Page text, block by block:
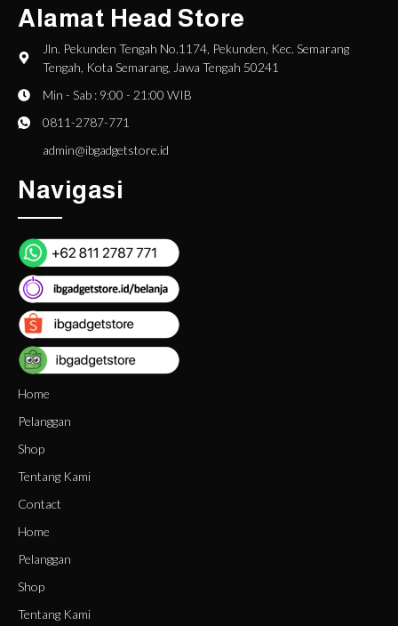
Alamat Head Store
Jln. Pekunden Tengah No.1174, Pekunden, Kec. Semarang
Tengah, Kota Semarang, Jawa Tengah 50241
Min - Sab : 9:00 - 21:00 WIB
0811-2787-771
admin@ibgadgetstore.id
Navigasi
Home
Pelanggan
Shop
Tentang Kami
Contact
Home
Pelanggan
Shop
Tentang Kami